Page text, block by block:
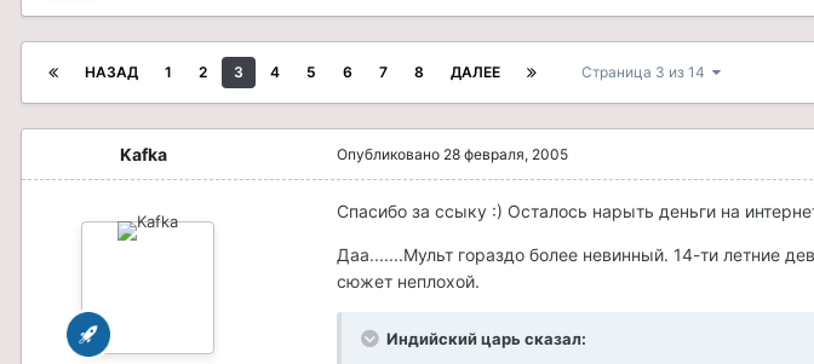
НАЗАД 1 2 3 4 5 6 7 8 ДАЛЕЕ Страница 3 из 14
Kafka Опубликовано 28 февраля, 2005
Спасибо за ссыку :) Осталось нарыть деньги на
Даа.......Мульт гораздо более невинный. 14-ти летние
сюжет неплохой.
Индийский царь сказал: